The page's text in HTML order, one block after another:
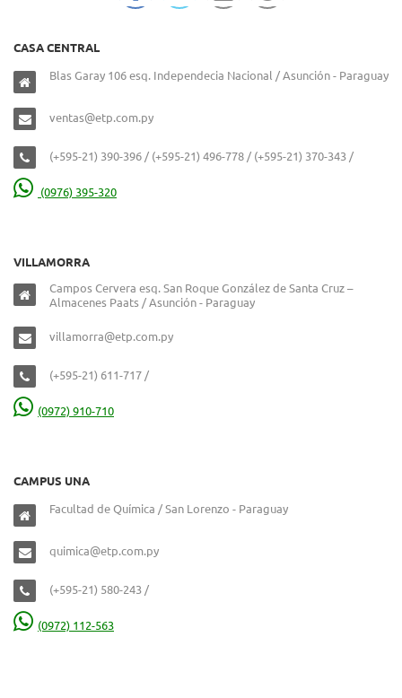
CASA CENTRAL
Blas Garay 106 esq. Independecia Nacional / Asunción - Paraguay
ventas@etp.com.py
(+595-21) 390-396 / (+595-21) 496-778 / (+595-21) 370-343 /
(0976) 395-320
VILLAMORRA
Campos Cervera esq. San Roque González de Santa Cruz –
Almacenes Paats / Asunción - Paraguay
villamorra@etp.com.py
(+595-21) 611-717 /
(0972) 910-710
CAMPUS UNA
Facultad de Química / San Lorenzo - Paraguay
quimica@etp.com.py
(+595-21) 580-243 /
(0972) 112-563